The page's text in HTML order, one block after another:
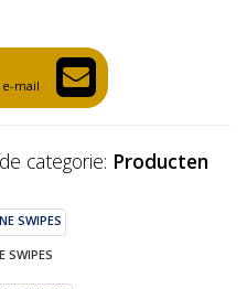
e-mail
categorie: Producten
SWIPES